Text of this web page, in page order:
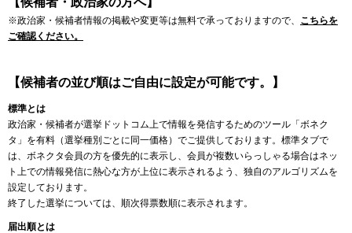
※政治家・候補者情報の掲載や変更等は無料で承っておりますので、 こちらを
ご確認ください。
【候補者の並び順はご自由に設定が可能です。】
標準とは
政治家・候補者が選挙ドットコム上で情報を発信するためのツール「ボネク
タ」を有料（選挙種別ごとに同一価格）でご提供しております。標準タブで
は、ボネクタ会員の方を優先的に表示し、会員が複数いらっしゃる場合はネッ
ト上での情報発信に熱心な方が上位に表示されるよう、独自のアルゴリズムを
設定しております。
終了した選挙については、順次得票数順に表示されます。
届出順とは